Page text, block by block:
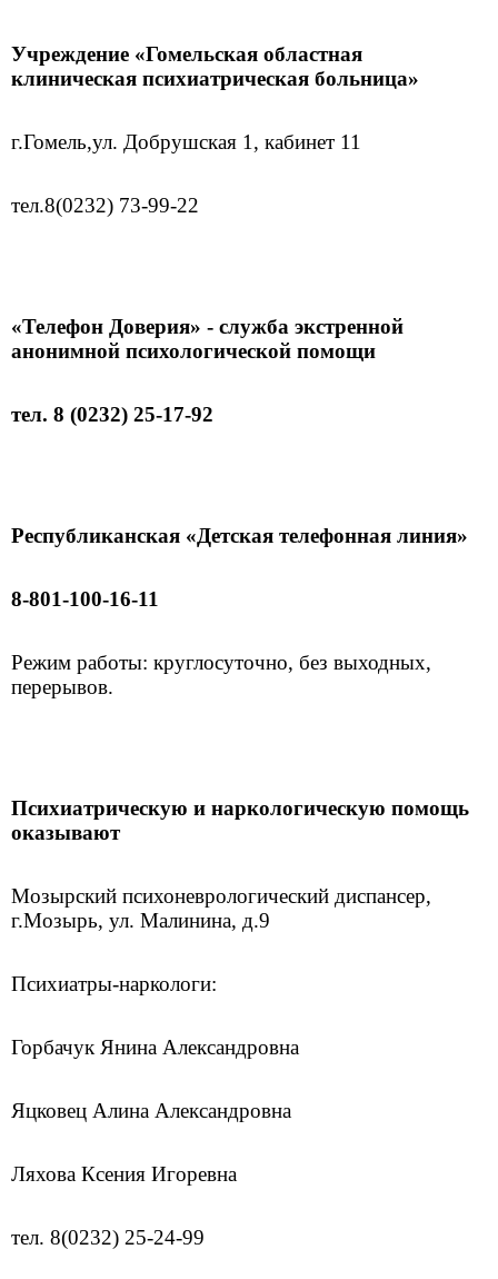
Учреждение «Гомельская областная
клиническая психиатрическая больница»
г.Гомель,ул. Добрушская 1, кабинет 11
тел.8(0232) 73-99-22
«Телефон Доверия» - служба экстренной
анонимной психологической помощи
тел. 8 (0232) 25-17-92
Республиканская «Детская телефонная линия»
8-801-100-16-11
Режим работы: круглосуточно, без выходных,
перерывов.
Психиатрическую и наркологическую помощь
оказывают
Мозырский психоневрологический диспансер,
г.Мозырь, ул. Малинина, д.9
Психиатры-наркологи:
Горбачук Янина Александровна
Яцковец Алина Александровна
Ляхова Ксения Игоревна
тел. 8(0232) 25-24-99